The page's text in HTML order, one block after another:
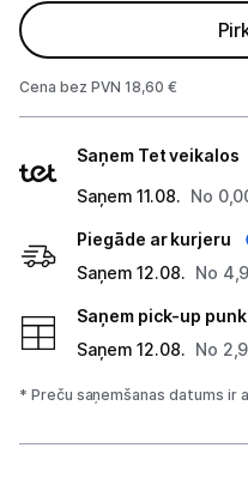
Virtuves
Sviestmaižu
Grili
Augļu žāvētāji
Sulu spiedes
Cena bez PVN 18,60 €
veidi
Saņem Tet veikalos
Saņem 11.08. No
Piegāde ar kurjeru
Saņem 12.08. No
Saņem pick-up
Saņem 12.08. No
* Preču saņemšanas datums ir